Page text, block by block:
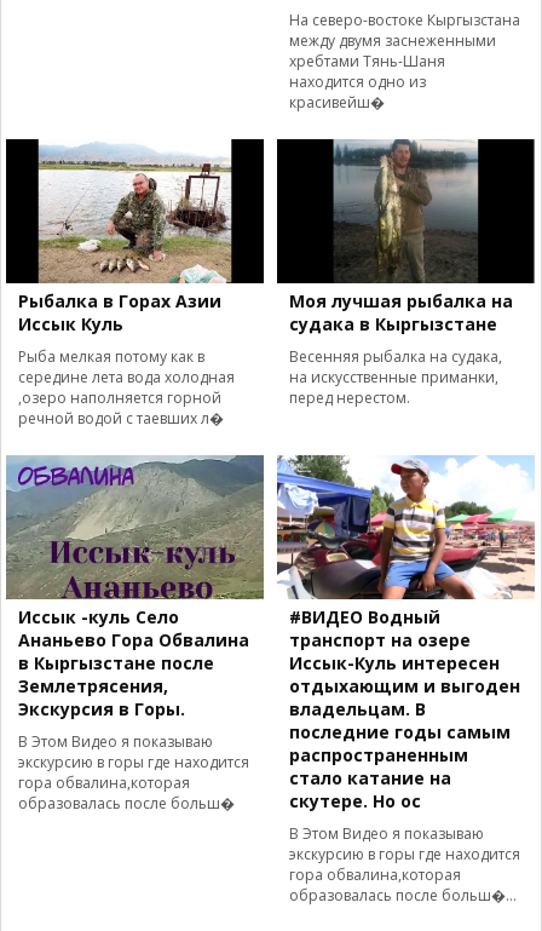
На северо-востоке Кыргызстана
между двумя заснеженными
хребтами Тянь-Шаня
находится одно из
красивейш�
Рыбалка в Горах Азии
Иссык Куль
Рыба мелкая потому как в
середине лета вода холодная
,озеро наполняется горной
речной водой с таевших л�
Моя лучшая рыбалка на
судака в Кыргызстане
Весенняя рыбалка на судака,
на искусственные приманки,
перед нерестом.
Иссык -куль Село
Ананьево Гора Обвалина
в Кыргызстане после
Землетрясения,
Экскурсия в Горы.
В Этом Видео я показываю
экскурсию в горы где находится
гора обвалина,которая
образовалась после больш�
#ВИДЕО Водный
транспорт на озере
Иссык-Куль интересен
отдыхающим и выгоден
владельцам. В
последние годы самым
распространенным
стало катание на
скутере. Но ос
В Этом Видео я показываю
экскурсию в горы где находится
гора обвалина,которая
образовалась после больш�...